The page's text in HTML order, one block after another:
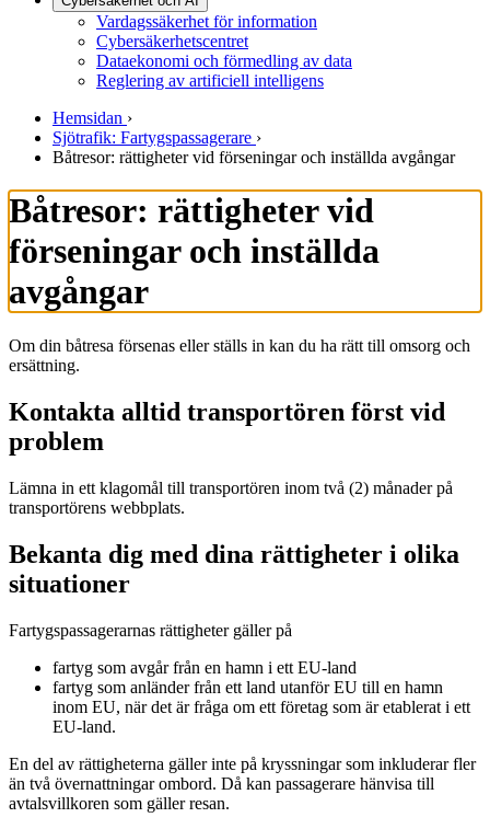
Vardagssäkerhet för information
Cybersäkerhetscentret
Dataekonomi och förmedling av data
Reglering av artificiell intelligens
Hemsidan ›
Sjötrafik: Fartygspassagerare ›
Båtresor: rättigheter vid förseningar och inställda avgångar
Båtresor: rättigheter vid
förseningar och inställda
avgångar
Om din båtresa försenas eller ställs in kan du ha rätt till omsorg och
ersättning.
Kontakta alltid transportören först vid
problem
Lämna in ett klagomål till transportören inom två (2) månader på
transportörens webbplats.
Bekanta dig med dina rättigheter i olika
situationer
Fartygspassagerarnas rättigheter gäller på
fartyg som avgår från en hamn i ett EU-land
fartyg som anländer från ett land utanför EU till en hamn
inom EU, när det är fråga om ett företag som är etablerat i ett
EU-land.
En del av rättigheterna gäller inte på kryssningar som inkluderar fler
än två övernattningar ombord. Då kan passagerare hänvisa till
avtalsvillkoren som gäller resan.